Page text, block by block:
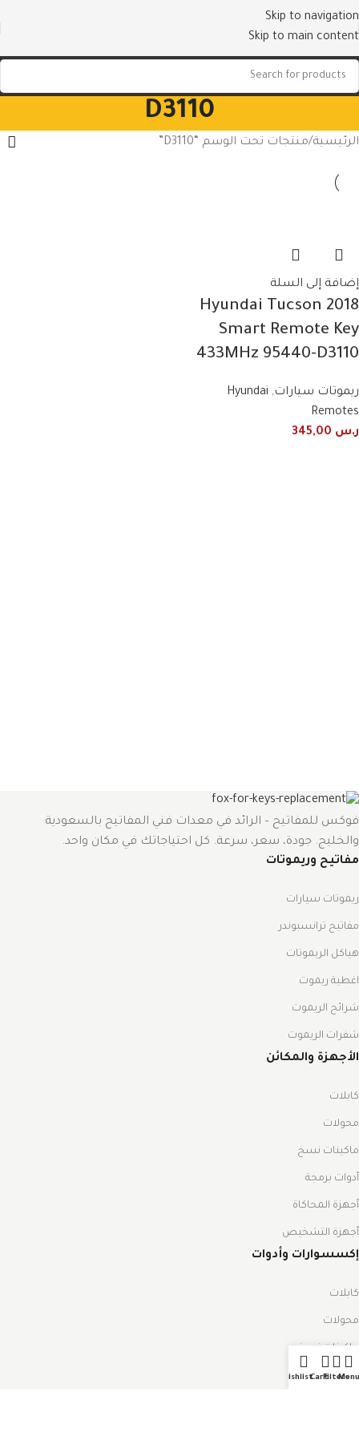
Skip to navigation
Skip to main content
D3110
الرئيسية منتجات تحت الوسم “D3110”
إضافة إلى السلة
Hyundai Tucson 2018
Smart Remote Key
433MHz 95440-D3110
ريموتات سيارات,
Hyundai
Remotes
ر.س
فوكس للمفاتيح – الرائد في معدات فني المفاتيح بالسعودية
والخليج. جودة، سعر، سرعة. كل احتياجاتك في مكان واحد.
مفاتيح وريموتات
ريموتات سيارات
مفاتيح ترانسبوندر
هياكل الريموتات
اغطية ريموت
شرائح الريموت
شفرات الريموت
الأجهزة والمكائن
كابلات
محولات
ماكينات نسخ
أدوات برمجة
أجهزة المحاكاة
أجهزة التشخيص
إكسسوارات وأدوات
كابلات
محولات
ماكينات نسخ
أدوات برمجة
Menu
Filters
Cart
Wishlist